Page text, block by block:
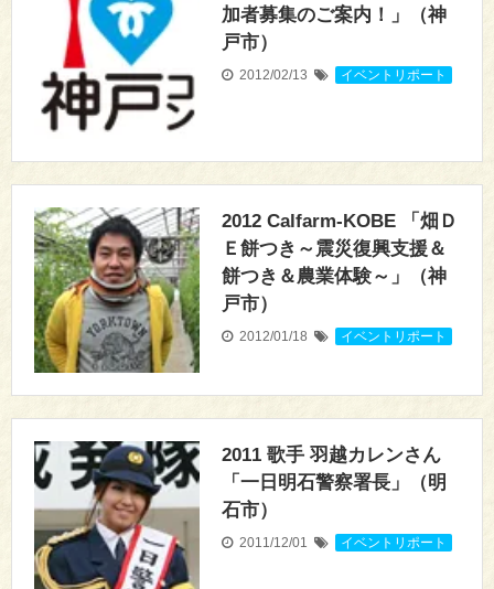
加者募集のご案内！」（神
戸市）
2012/02/13 イベントリポート
2012 Calfarm-KOBE 「畑Ｄ
Ｅ餅つき～震災復興支援＆
餅つき＆農業体験～」（神
戸市）
2012/01/18 イベントリポート
2011 歌手 羽越カレンさん
「一日明石警察署長」（明
石市）
2011/12/01 イベントリポート